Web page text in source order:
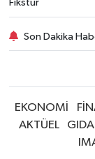
Fikstür
Son Dakika
EKONOMİ
AKTÜEL
GIDA